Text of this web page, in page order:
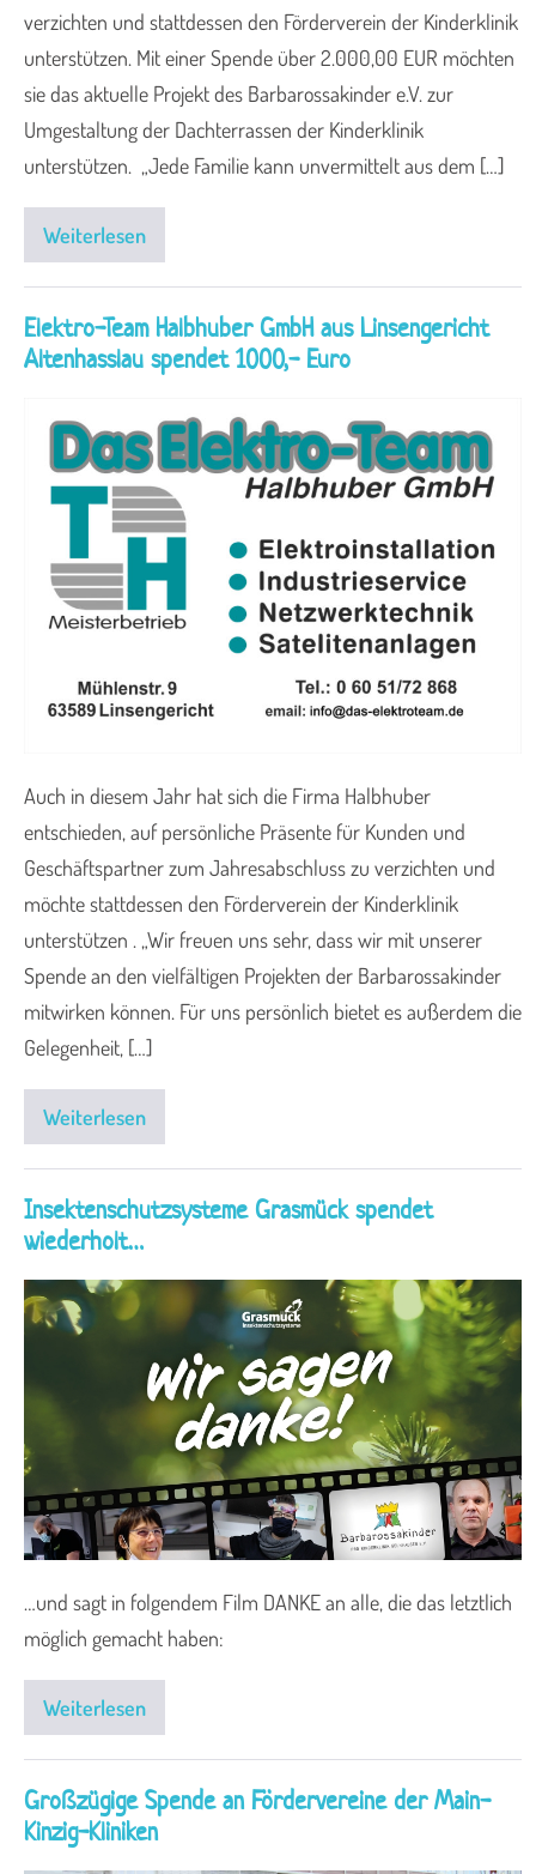
verzichten und stattdessen den Förderverein der Kinderklinik
unterstützen. Mit einer Spende über 2.000,00 EUR möchten
sie das aktuelle Projekt des Barbarossakinder e.V. zur
Umgestaltung der Dachterrassen der Kinderklinik
unterstützen. „Jede Familie kann unvermittelt aus dem […]
Weiterlesen
Elektro-Team Halbhuber GmbH aus Linsengericht
Altenhasslau spendet 1000,- Euro
Auch in diesem Jahr hat sich die Firma Halbhuber
entschieden, auf persönliche Präsente für Kunden und
Geschäftspartner zum Jahresabschluss zu verzichten und
möchte stattdessen den Förderverein der Kinderklinik
unterstützen . „Wir freuen uns sehr, dass wir mit unserer
Spende an den vielfältigen Projekten der Barbarossakinder
mitwirken können. Für uns persönlich bietet es außerdem die
Gelegenheit, […]
Weiterlesen
Insektenschutzsysteme Grasmück spendet
wiederholt…
…und sagt in folgendem Film DANKE an alle, die das letztlich
möglich gemacht haben:
Weiterlesen
Großzügige Spende an Fördervereine der Main-
Kinzig-Kliniken